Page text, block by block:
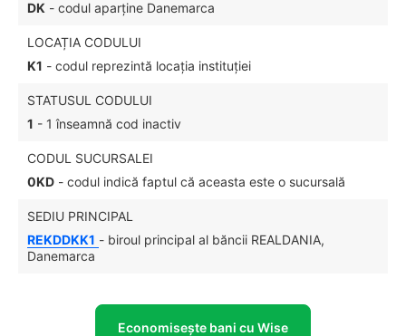
DK - codul aparține Danemarca
LOCAȚIA CODULUI
K1 - codul reprezintă locația instituției
STATUSUL CODULUI
1 - 1 înseamnă cod inactiv
CODUL SUCURSALEI
0KD - codul indică faptul că aceasta este o sucursală
SEDIU PRINCIPAL
REKDDKK1 - biroul principal al băncii REALDANIA,
Danemarca
Economisește bani cu Wise